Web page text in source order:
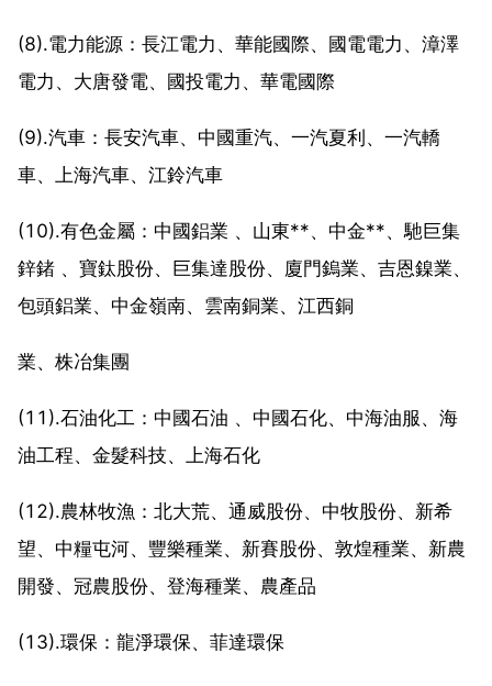
(8).電力能源：長江電力、華能國際、國電電力、漳澤
電力、大唐發電、國投電力、華電國際
(9).汽車：長安汽車、中國重汽、一汽夏利、一汽轎
車、上海汽車、江鈴汽車
(10).有色金屬：中國鋁業 、山東**、中金**、馳巨集
鋅鍺 、寶鈦股份、巨集達股份、廈門鎢業、吉恩鎳業、
包頭鋁業、中金嶺南、雲南銅業、江西銅
業、株冶集團
(11).石油化工：中國石油 、中國石化、中海油服、海
油工程、金髮科技、上海石化
(12).農林牧漁：北大荒、通威股份、中牧股份、新希
望、中糧屯河、豐樂種業、新賽股份、敦煌種業、新農
開發、冠農股份、登海種業、農產品
(13).環保：龍淨環保、菲達環保